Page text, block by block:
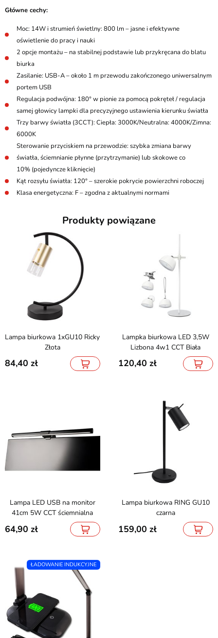
Główne cechy:
Moc: 14W i strumień świetlny: 800 lm – jasne i efektywne
oświetlenie do pracy i nauki
2 opcje montażu – na stabilnej podstawie lub przykręcana do blatu
biurka
Zasilanie: USB-A – około 1 m przewodu zakończonego uniwersalnym
portem USB
Regulacja podwójna: 180° w pionie za pomocą pokręteł / regulacja
samej głowicy lampki dla precyzyjnego ustawienia kierunku światła
Trzy barwy światła (3CCT): Ciepła: 3000K/Neutralna: 4000K/Zimna:
6000K
Sterowanie przyciskiem na przewodzie: szybka zmiana barwy
światła, ściemnianie płynne (przytrzymanie) lub skokowe co
10% (pojedyncze kliknięcie)
Kąt rozsyłu światła: 120° – szerokie pokrycie powierzchni roboczej
Klasa energetyczna: F – zgodna z aktualnymi normami
Produkty powiązane
Lampa biurkowa 1xGU10 Ricky
Złota
84,40
Lampka biurkowa LED 3,5W
Lizbona 4w1 CCT Biała
120,40
Lampa LED USB na monitor
41cm 5W CCT ściemnialna
64,90
Lampa biurkowa RING GU10
czarna
159,00
ŁADOWANIE INDUKCYJNE